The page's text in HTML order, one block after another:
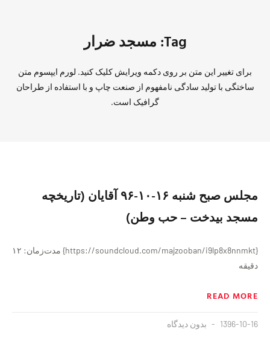
Tag: مسجد ضرار
برای تغییر این متن بر روی دکمه ویرایش کلیک کنید. لورم ایپسوم متن
ساختگی با تولید سادگی نامفهوم از صنعت چاپ و با استفاده از طراحان
گرافیک است.
مجلس صبح شنبه ١۶-١٠-٩۶ آقایان (تاریخچه
مسجد بیدخت – حب وطن)
{https://soundcloud.com/majzooban/i9lp8x8nnmkt} مدت‌زمان: ۱۲
دقیقه
READ MORE
1396-10-16 بدون دیدگاه